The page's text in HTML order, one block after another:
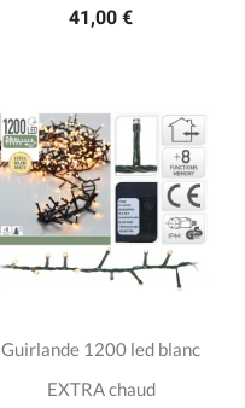
41,00 €
Guirlande 1200 led blanc
EXTRA chaud